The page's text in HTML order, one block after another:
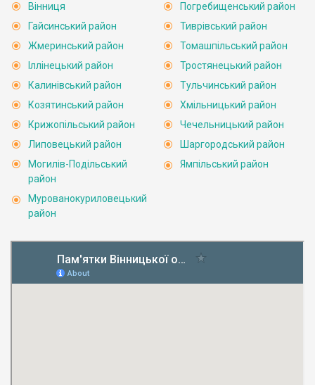
Вінниця
Гайсинський район
Жмеринський район
Іллінецький район
Калинівський район
Козятинський район
Крижопільський район
Липовецький район
Могилів-Подільський
район
Мурованокуриловецький
район
Погребищенський район
Тиврівський район
Томашпільський район
Тростянецький район
Тульчинський район
Хмільницький район
Чечельницький район
Шаргородський район
Ямпільський район